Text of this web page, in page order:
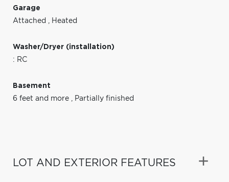
Garage
Attached , Heated
Washer/Dryer (installation)
: RC
Basement
6 feet and more , Partially finished
LOT AND EXTERIOR FEATURES